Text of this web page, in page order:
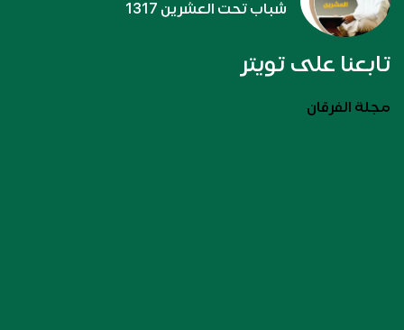
شباب تحت العشرين 1317
تابعنا على تويتر
مجلة الفرقان